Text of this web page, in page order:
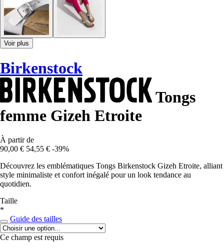
Voir plus
Birkenstock
Tongs
femme Gizeh Etroite
À partir de
90,00 € 54,55 € -39%
Découvrez les emblématiques Tongs Birkenstock Gizeh Etroite, alliant
style minimaliste et confort inégalé pour un look tendance au
quotidien.
Taille
*
Guide des tailles
Ce champ est requis